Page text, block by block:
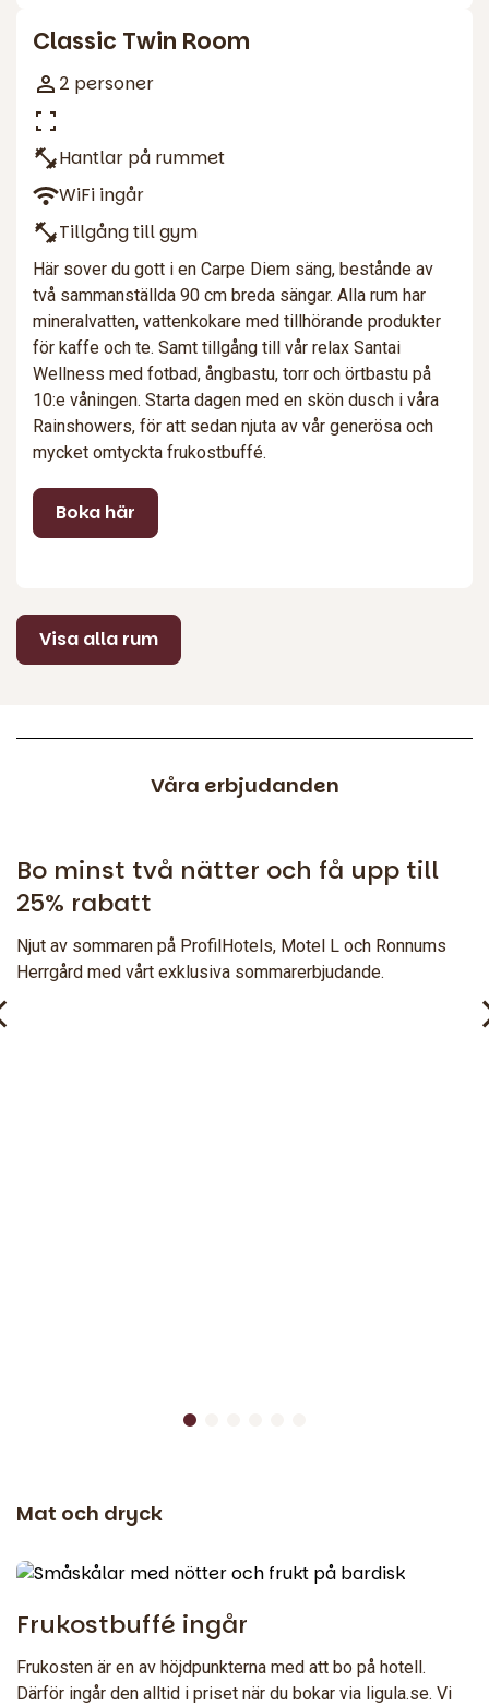
Classic Twin Room
2 personer
Hantlar på rummet
WiFi ingår
Tillgång till gym
Här sover du gott i en Carpe Diem säng, bestånde av
två sammanställda 90 cm breda sängar. Alla rum har
mineralvatten, vattenkokare med tillhörande produkter
för kaffe och te. Samt tillgång till vår relax Santai
Wellness med fotbad, ångbastu, torr och örtbastu på
10:e våningen. Starta dagen med en skön dusch i våra
Rainshowers, för att sedan njuta av vår generösa och
mycket omtyckta frukostbuffé.
Boka här
Visa alla rum
Våra erbjudanden
Bo minst två nätter och få upp till
25% rabatt
Njut av sommaren på ProfilHotels, Motel L och Ronnums
Herrgård med vårt exklusiva sommarerbjudande.
Mat och dryck
Frukostbuffé ingår
Frukosten är en av höjdpunkterna med att bo på hotell.
Därför ingår den alltid i priset när du bokar via ligula.se. Vi